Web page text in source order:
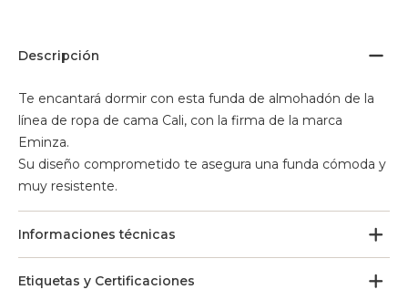
Descripción
Te encantará dormir con esta funda de almohadón de la
línea de ropa de cama Cali, con la firma de la marca
Eminza.
Su diseño comprometido te asegura una funda cómoda y
muy resistente.
Informaciones técnicas
Etiquetas y Certificaciones